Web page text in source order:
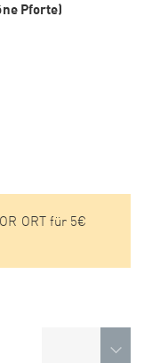
Pforte)
ORT für 5€